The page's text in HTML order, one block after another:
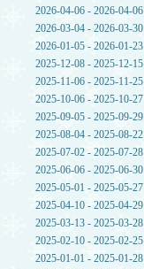
2026-04-06 - 2026-04-06
2026-03-04 - 2026-03-30
2026-01-05 - 2026-01-23
2025-12-08 - 2025-12-15
2025-11-06 - 2025-11-25
2025-10-06 - 2025-10-27
2025-09-05 - 2025-09-29
2025-08-04 - 2025-08-22
2025-07-02 - 2025-07-28
2025-06-06 - 2025-06-30
2025-05-01 - 2025-05-27
2025-04-10 - 2025-04-29
2025-03-13 - 2025-03-28
2025-02-10 - 2025-02-25
2025-01-01 - 2025-01-28